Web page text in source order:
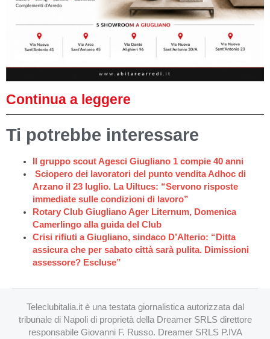
Continua a leggere
Ti potrebbe interessare
Il gruppo scout Agesci Giugliano 1 compie 40 anni
Sciopero dei lavoratori del punto vendita Adhoc di
Arzano il 23 luglio. La Uiltucs: “Servono risposte
immediate sulle condizioni di lavoro”
Rotary Club Giugliano Ager Liternum, Domenica
Camerlingo alla guida del Club
Crisi rifiuti a Giugliano, sindaco D’Alterio: “Ditta
assicura che per sabato città sarà pulita. Dimissioni
assessore? Escluse”
Teleclubitalia.it è una testata giornalistica autorizzata dal
tribunale di Napoli di proprietà della Dreamer SRLS direttore
responsabile Giovanni F. Russo. Dreamer SRLS P.IVA